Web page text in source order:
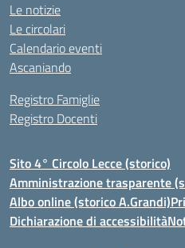
Le notizie
Le circolari
Calendario eventi
Ascaniando
Registro Famiglie
Registro Docenti
Sito 4° Circolo Lecce (storico)
Amministrazione trasparente
Albo online (storico A.Grandi)
Dichiarazione di accessibilità